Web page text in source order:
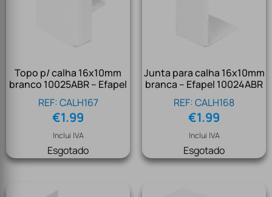
Topo p/ calha 16x10mm
branco 10025ABR – Efapel
REF: CALH167
€1.99
Inclui IVA
Esgotado
Junta para calha 16x10mm
branca – Efapel 10024ABR
REF: CALH168
€1.99
Inclui IVA
Esgotado